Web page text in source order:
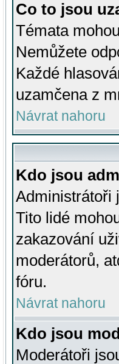
Co to jsou
Témata
Nemůžete
Každé
uzamčena z
Návrat nahoru
Kdo jsou
Administrátoři
Tito lidé
zakazování
moderátorů,
fóru.
Návrat nahoru
Kdo jsou
Moderátoři